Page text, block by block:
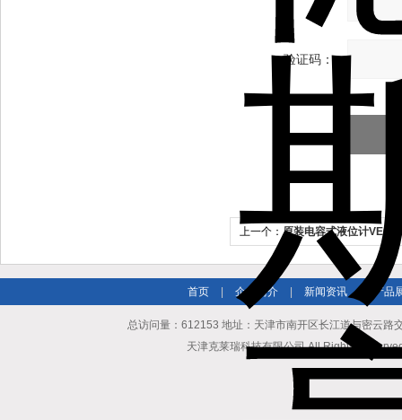
验证码：
上一个： 原装电容式液位计
首页 企业简介 新闻资讯 | 产品
总访问量：612153 地址：天津市南开区长江道与密云
天津克莱瑞科技有限公司 All Rights